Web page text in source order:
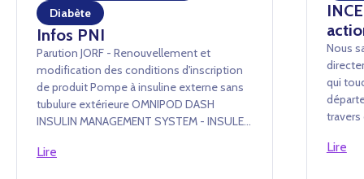
Diabète
Infos PNI
Parution JORF - Renouvellement et
modification des conditions d'inscription
de produit Pompe à insuline externe sans
tubulure extérieure OMNIPOD DASH
INSULIN MANAGEMENT SYSTEM - INSULET
renouvellement d'inscription et
Lire
Nous
qui
Lire